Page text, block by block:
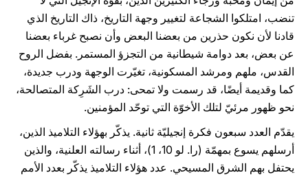
تنضب، امتلكوا الشجاعة لتغيير وجهة التاريخ، ذاك التاريخ الذي
قادنا لأن نكون حذرين من بعضنا البعض وأن نصبح غرباء بعضنا
عن بعض، بعد دوامة شيطانية من التجزؤ المستمر. بفضل الروح
القدس، ملهم ومرشد المسكونية، تغيّرت الوجهة ودرب جديدة،
كما وقديمة أيضًا، قد رسمت ولا تمحى: درب الشَرِكة المتصالحة،
نحو ظهور مرئيّ لتلك الأخوّة التي توحّد المؤمنين.
يقدّم العدد سبعون فكرة إنجيليّة ثانية. يذكّر بهؤلاء التلاميذ الذين،
أرسلهم يسوع بمهمّة (را. لو 10، 1)، أثناء رسالته العلنية، والذين
يحتفل بهم الشرق المسيحي. عدد هؤلاء التلاميذ يذكّر بعدد الأمم